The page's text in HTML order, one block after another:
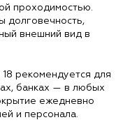
проходимостью.
долговечность,
внешний вид в
рекомендуется для
банках — в любых
ежедневно
и персонала.